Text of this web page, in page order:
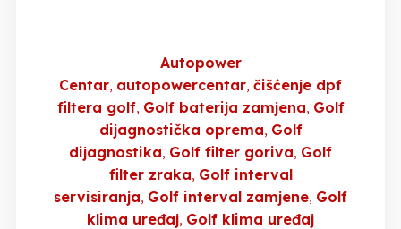
Autopower
Centar autopowercentar čišćenje dpf
filtera golf Golf baterija zamjena Golf
dijagnostička oprema Golf
dijagnostika Golf filter goriva Golf
filter zraka Golf interval
servisiranja Golf interval zamjene Golf
klima uređaj Golf klima uređaj